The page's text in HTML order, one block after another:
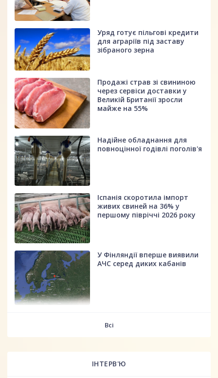
Уряд готує пільгові кредити
для аграріїв під заставу
зібраного зерна
Продажі страв зі свининою
через сервіси доставки у
Великій Британії зросли
майже на 55%
Надійне обладнання для
повноцінної годівлі поголів'я
Іспанія скоротила імпорт
живих свиней на 36% у
першому півріччі 2026 року
У Фінляндії вперше виявили
АЧС серед диких кабанів
Всі
ІНТЕРВ'Ю